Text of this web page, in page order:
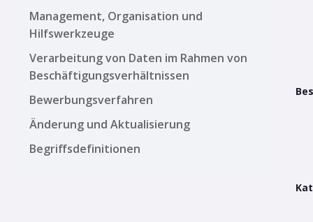
Management, Organisation und
Hilfswerkzeuge
Verarbeitung von Daten im Rahmen von
Beschäftigungsverhältnissen
Bewerbungsverfahren
Änderung und Aktualisierung
Begriffsdefinitionen